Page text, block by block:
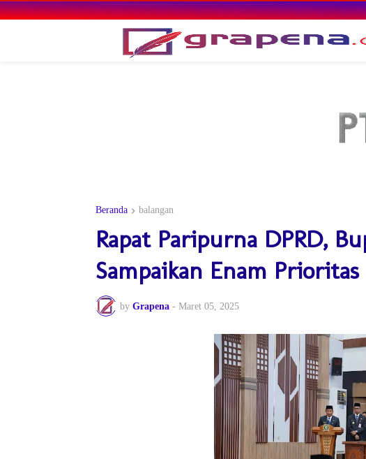
Beranda balangan
Rapat Paripurna DPRD,
Sampaikan Enam
by Grapena - Maret 05, 2025